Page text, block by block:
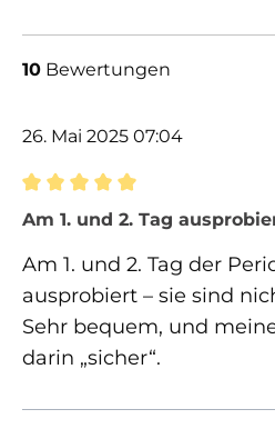
10 Bewertungen
26. Mai 2025 07:04
Bewertung mit 5 von 5
Am 1. und 2. Tag
Am 1. und 2. Tag der
ausprobiert – sie sind
Sehr bequem, und
darin „sicher“.